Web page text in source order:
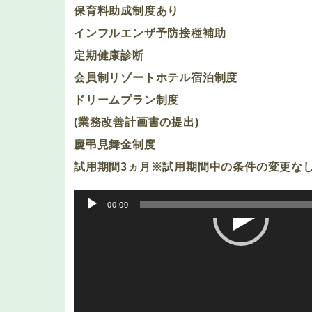
保育料助成制度あり
インフルエンザ予防接種補助
定期健康診断
会員制リゾートホテル宿泊制度
ドリームプラン制度
(業務改善計画書の提出)
慶弔見舞金制度
試用期間3ヵ月※試用期間中の条件の変更なし
00:00